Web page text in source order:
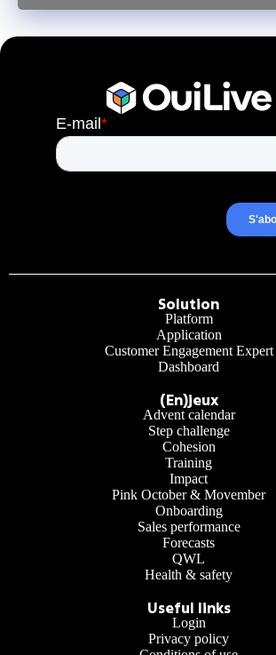
Solution
Platform
Application
Customer Engagement Expert
Dashboard
(En)jeux
Advent calendar
Step challenge
Cohesion
Training
Impact
Pink October & Movember
Onboarding
Sales performance
Forecasts
QWL
Health & safety
Useful links
Login
Privacy policy